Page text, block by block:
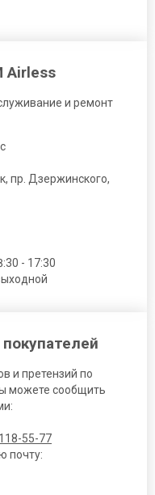
Airless
и ремонт
пр. Дзержинского,
- 17:30
и претензий по
можете сообщить
55-77
почту: